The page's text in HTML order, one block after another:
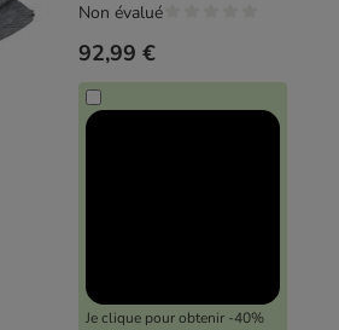
92,99 €
Je clique pour obtenir -40%
Non évalué